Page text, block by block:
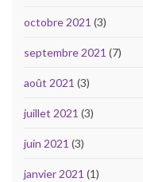
octobre 2021 (3)
septembre 2021 (7)
août 2021 (3)
juillet 2021 (3)
juin 2021 (3)
janvier 2021 (1)